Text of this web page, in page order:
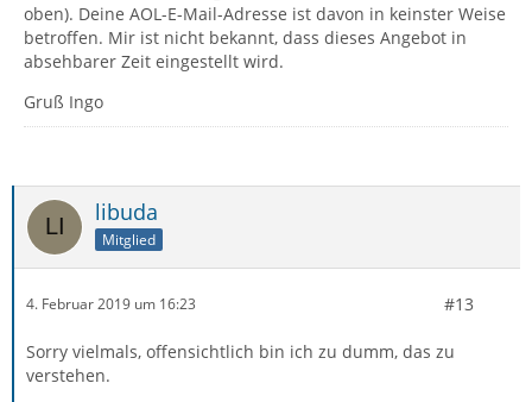
oben). Deine AOL-E-Mail-Adresse ist davon in keinster Weise
betroffen. Mir ist nicht bekannt, dass dieses Angebot in
absehbarer Zeit eingestellt wird.
Gruß Ingo
libuda
Mitglied
4. Februar 2019 um 16:23 #13
Sorry vielmals, offensichtlich bin ich zu dumm, das zu
verstehen.